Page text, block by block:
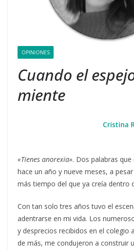
OPINIONES
Cuando el
miente
Cristina
«Tienes anorexia». Dos palabras
hace un año y nueve meses, a
más tiempo del que ya creía dentro
Con tan solo tres años tuvo el
adentrarse en mi vida. Los
y desprecios recibidos en el colegio
de más, me condujeron a construir